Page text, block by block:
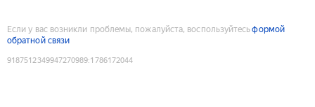
Если у вас возникли проблемы, пожалуйста, воспользуйтесьформой
обратной связи
9187512349947270989:1786172044